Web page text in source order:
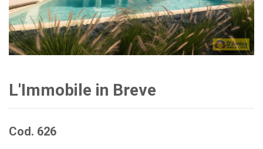
L'Immobile in Breve
Cod. 626